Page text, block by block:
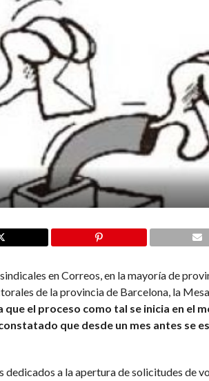
en Correos, en la mayoría de
de la provincia de Barcelona, la
que el proceso como tal se inicia en el
que desde un mes antes se
dedicados a la apertura de solicitudes de